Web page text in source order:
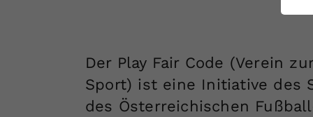
Der Play Fair Code (Verein
Sport) ist eine Initiative des
des Österreichischen